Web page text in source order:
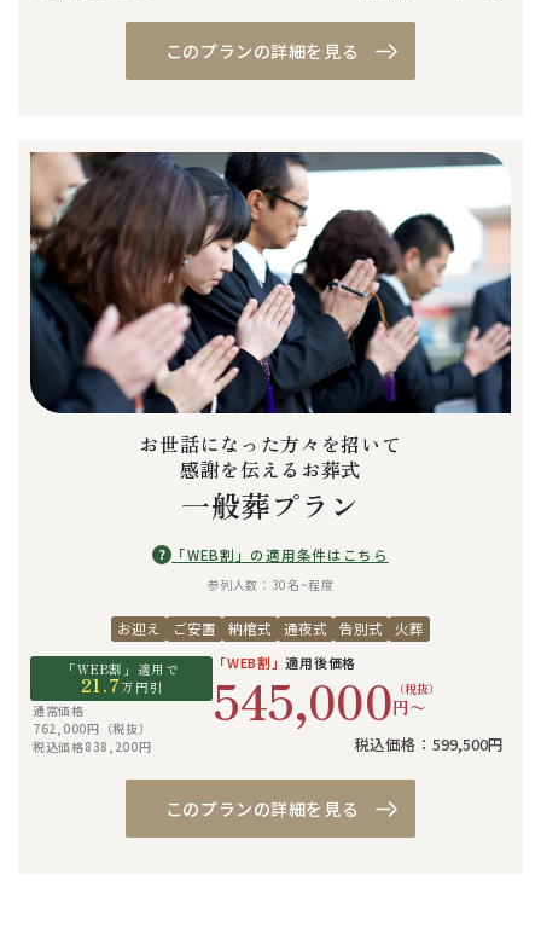
このプランの詳細を見る
お世話になった方々を招いて
感謝を伝えるお葬式
一般葬プラン
? 「WEB割」の適用条件はこちら
参列人数：30名~程度
お迎え ご安置 納棺式 通夜式 告別式 火葬
「WEB割」適用で
21.7万円引
通常価格
762,000円（税抜）
税込価格838,200円
「WEB割」適用後価格
545,000 （税抜）
円〜
税込価格：599,500円
このプランの詳細を見る